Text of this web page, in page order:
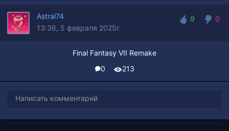
Astral74
13:36, 5 февраля 2025г.
9
0
Final Fantasy VII Remake
0
213
Написать комментарий